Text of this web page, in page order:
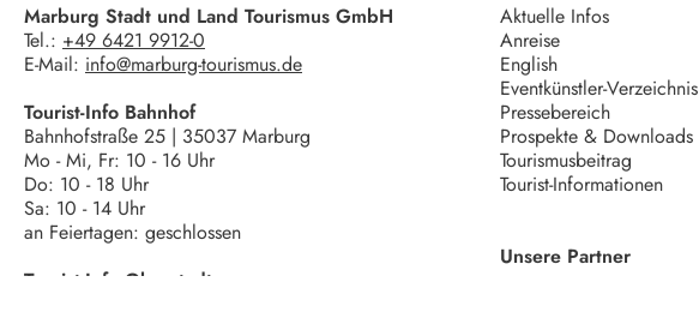
Marburg Stadt und Land Tourismus GmbH
Tel.: +49 6421 9912-0
E-Mail: info@marburg-tourismus.de
Tourist-Info Bahnhof
Bahnhofstraße 25 | 35037 Marburg
Mo - Mi, Fr: 10 - 16 Uhr
Do: 10 - 18 Uhr
Sa: 10 - 14 Uhr
an Feiertagen: geschlossen
Tourist-Info Oberstadt
Aktuelle Infos
Anreise
English
Eventkünstler-Verzeichnis
Pressebereich
Prospekte & Downloads
Tourismusbeitrag
Tourist-Informationen
Unsere Partner